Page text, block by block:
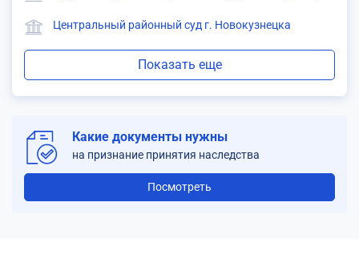
Центральный районный суд г. Новокузнецка
Показать еще
Какие документы нужны
на признание принятия наследства
Посмотреть